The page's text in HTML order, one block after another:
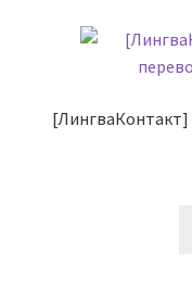
[ЛингваКонтакт]